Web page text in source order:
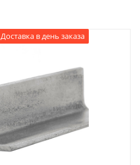
Доставка в день заказа